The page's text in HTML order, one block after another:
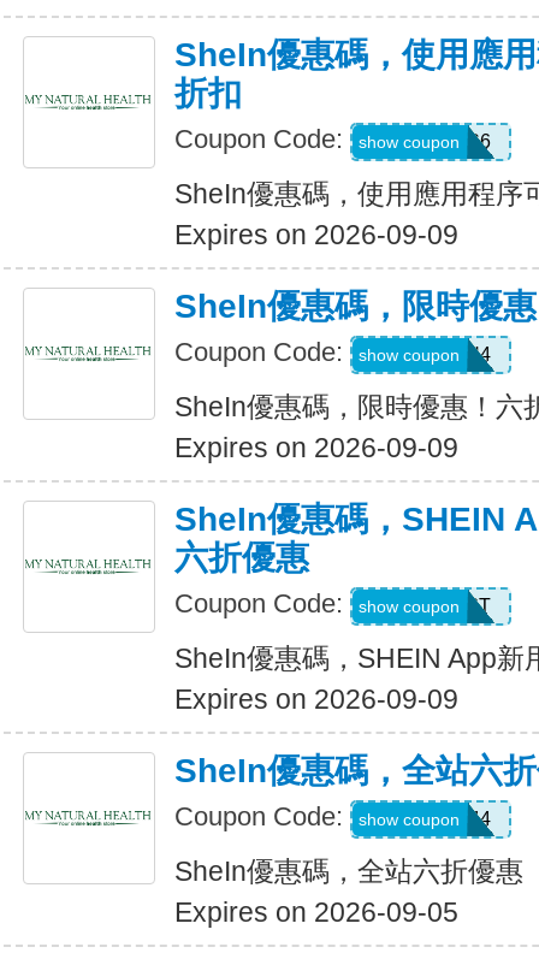
SheIn優惠碼，使用應
折扣
Coupon Code: 295KHS6
show coupon
SheIn優惠碼，使用應用程序
Expires on 2026-09-09
SheIn優惠碼，限時優
Coupon Code: HFNH4
show coupon
SheIn優惠碼，限時優惠！六
Expires on 2026-09-09
SheIn優惠碼，SHEIN
六折優惠
Coupon Code: D4K6T
show coupon
SheIn優惠碼，SHEIN App新
Expires on 2026-09-09
SheIn優惠碼，全站六
Coupon Code: V3A44
show coupon
SheIn優惠碼，全站六折優惠
Expires on 2026-09-05